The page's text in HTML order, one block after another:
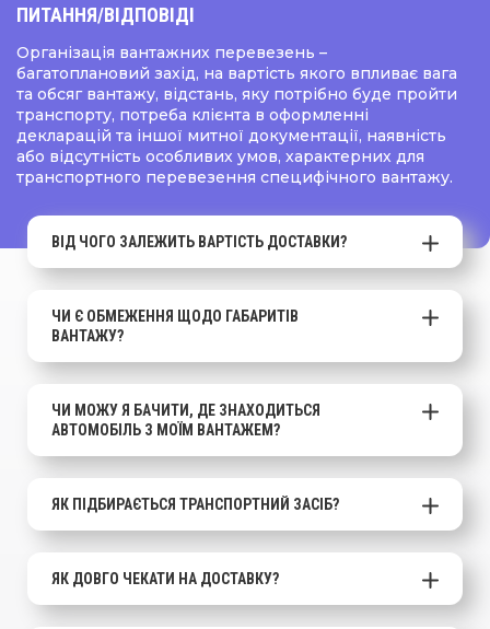
ПИТАННЯ/ВІДПОВІДІ
Організація вантажних перевезень –
багатоплановий захід, на вартість якого впливає вага
та обсяг вантажу, відстань, яку потрібно буде пройти
транспорту, потреба клієнта в оформленні
декларацій та іншої митної документації, наявність
або відсутність особливих умов, характерних для
транспортного перевезення специфічного вантажу.
ВІД ЧОГО ЗАЛЕЖИТЬ ВАРТІСТЬ ДОСТАВКИ?
ЧИ Є ОБМЕЖЕННЯ ЩОДО ГАБАРИТІВ
ВАНТАЖУ?
ЧИ МОЖУ Я БАЧИТИ, ДЕ ЗНАХОДИТЬСЯ
АВТОМОБІЛЬ З МОЇМ ВАНТАЖЕМ?
ЯК ПІДБИРАЄТЬСЯ ТРАНСПОРТНИЙ ЗАСІБ?
ЯК ДОВГО ЧЕКАТИ НА ДОСТАВКУ?